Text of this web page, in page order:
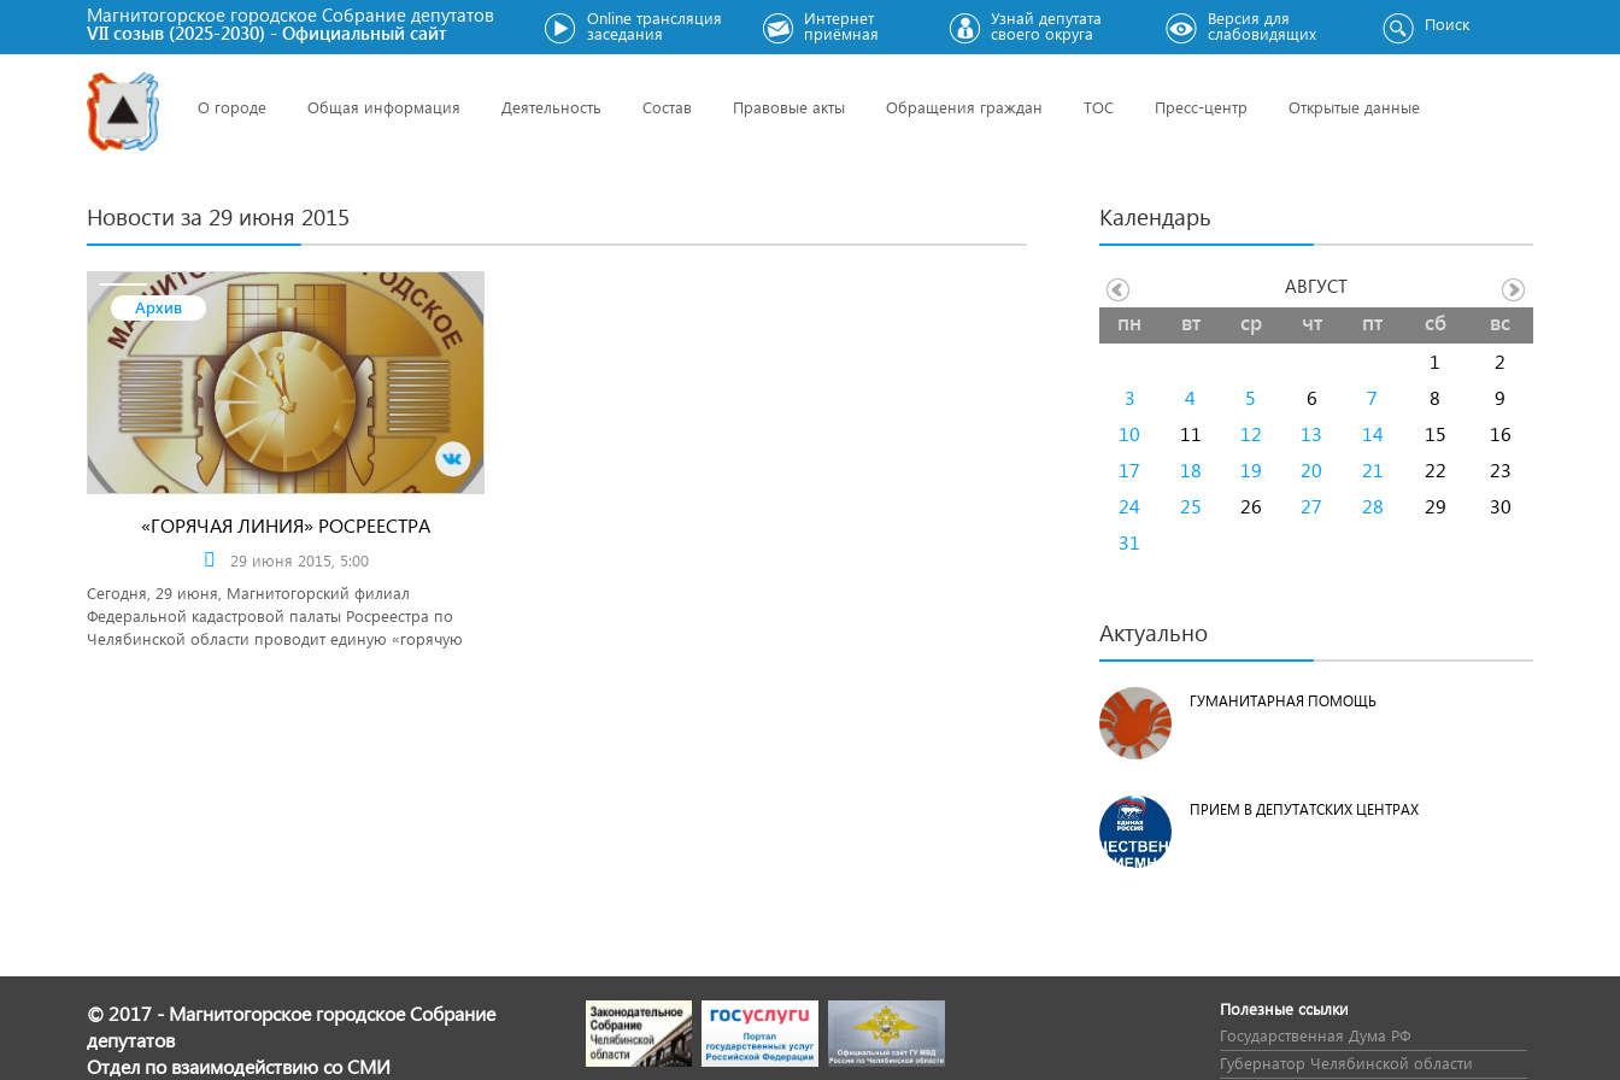
Магнитогорское городское Cобрание депутатов
VII созыв (2025-2030) - Официальный сайт
Online трансляция
заседания
Интернет
приёмная
Узнай депутата
своего округа
Версия для
слабовидящих Поиск
О городе Общая информация Деятельность Состав Правовые акты Обращения граждан ТОС Пресс-центр Открытые данные
Новости за 29 июня 2015
Архив
«ГОРЯЧАЯ ЛИНИЯ» РОСРЕЕСТРА
29 июня 2015, 5:00
Сегодня, 29 июня, Магнитогорский филиал
Федеральной кадастровой палаты Росреестра по
Челябинской области проводит единую «горячую
Календарь
пн вт ср чт пт сб вс
1
2
3
4 5 6 7 8
9
10
11 12 13 14 15
16
17
18 19 20 21 22
23
24
25 26 27 28 29
30
31
АВГУСТ
Актуально
ГУМАНИТАРНАЯ ПОМОЩЬ
ПРИЕМ В ДЕПУТАТСКИХ ЦЕНТРАХ
© 2017 - Магнитогорское городское Собрание
депутатов
Отдел по взаимодействию со СМИ
Полезные ссылки
Государственная Дума РФ
Губернатор Челябинской области